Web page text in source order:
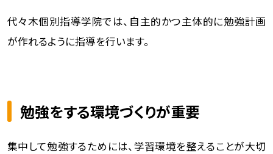
代々木個別指導学院では、自主的かつ主体的に勉強計画
が作れるように指導を行います。
勉強をする環境づくりが重要
集中して勉強するためには、学習環境を整えることが大切